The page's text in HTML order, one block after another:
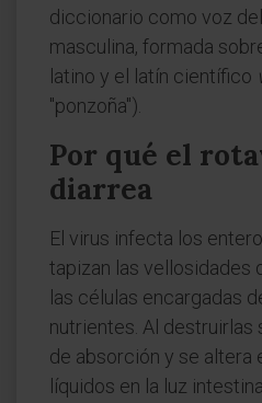
diccionario como voz
masculina, formada
latino y el latín científico
"ponzoña").
Por qué el
diarrea
El virus infecta los
tapizan las vellosidades
las células encargadas
nutrientes. Al
de absorción y se altera
líquidos en la luz